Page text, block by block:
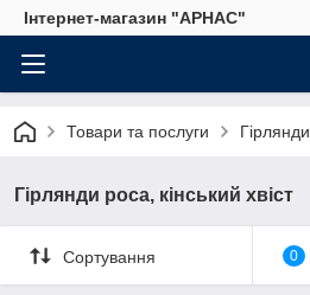
Інтернет-магазин "АРНАС"
Товари та послуги Гірлянди
Гірлянди роса, кінський хвіст
Сортування 0